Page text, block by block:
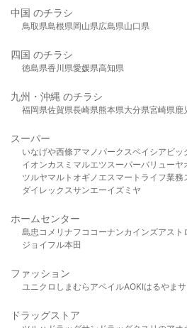
中国 のチラシ
鳥取県島根県岡山県広島県山口県
四国 のチラシ
徳島県香川県愛媛県高知県
九州・沖縄 のチラシ
福岡県佐賀県長崎県熊本県大分県宮崎県鹿
スーパー
いなげや西條アマノパークスベイシア ビッ
イオンカスミ マルエツスーパーバリューヤ
ツルヤマルト オギノ エスマート ライフ業務
ダイレックスサンエーイズミヤ
ホームセンター
島忠 コメリ ナフコ コーナンカインズアスト
ジョイフル本田
ファッション
ユニクロ しまむら アベイルAOKIはるやま
ドラッグストア